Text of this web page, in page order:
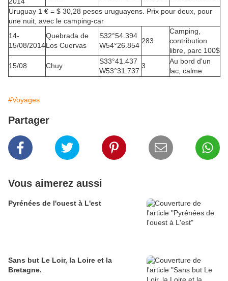
Uruguay 1 € = $ 30,28 pesos uruguayens. Prix ​​pour deux, pour
une nuit, avec le camping-car
14-
15/08/2014
Quebrada de
Los Cuervas
S32°54.394
W54°26.854
283
Camping,
contribution
libre, parc 100$
15/08
Chuy
S33°41.437
W53°31.737
3
Au bord d'un
lac, calme
#Voyages
Partager
Vous aimerez aussi
Pyrénées de l'ouest à L'est
Sans but Le Loir, la Loire et la
Bretagne.